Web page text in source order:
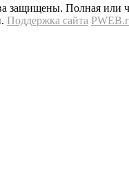
Полная или
Поддержка сайта